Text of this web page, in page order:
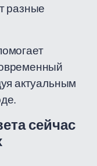
разные
актуальным
сейчас